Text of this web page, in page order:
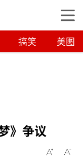
搞笑 美图
》争议